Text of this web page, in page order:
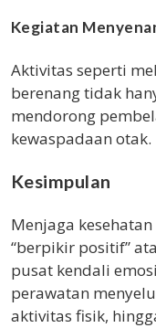
Kegiatan
Aktivitas seperti
berenang tidak
mendorong
kewaspadaan otak.
Kesimpulan
Menjaga
“berpikir positif”
pusat kendali
perawatan
aktivitas fisik,